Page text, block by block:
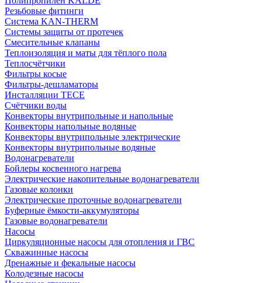
Резьбовые фитинги
Система KAN-THERM
Системы защиты от протечек
Смесительные клапаны
Теплоизоляция и маты для тёплого пола
Теплосчётчики
Фильтры косые
Фильтры-дешламаторы
Инсталляции TECE
Счётчики воды
Конвекторы внутрипольные и напольные
Конвекторы напольные водяные
Конвекторы внутрипольные электрические
Конвекторы внутрипольные водяные
Водонагреватели
Бойлеры косвенного нагрева
Электрические накопительные водонагреватели
Газовые колонки
Электрические проточные водонагреватели
Буферные ёмкости-аккумуляторы
Газовые водонагреватели
Насосы
Циркуляционные насосы для отопления и ГВС
Скважинные насосы
Дренажные и фекальные насосы
Колодезные насосы